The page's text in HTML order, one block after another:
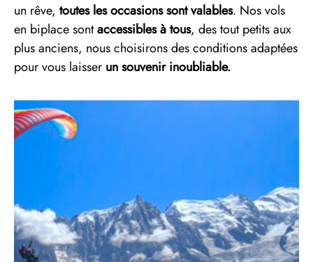
un rêve, toutes les occasions sont valables. Nos vols
en biplace sontaccessibles à tous, des tout petits aux
plus anciens, nous choisirons des conditions adaptées
pour vous laisser un souvenir inoubliable.